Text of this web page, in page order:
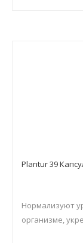
Plantur 39
Нормализуют
организме,